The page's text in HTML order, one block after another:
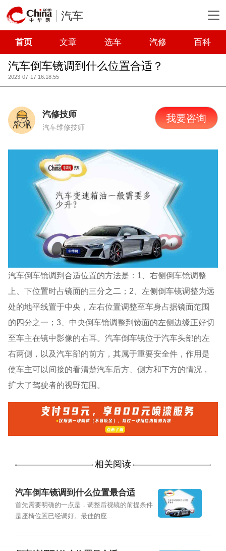
汽车
首页 文章 选车 汽修 百科
汽车倒车镜调到什么位置合适？
2023-07-17 16:18:55
汽修技师
汽车维修技师
我要咨询
汽车倒车镜调到合适位置的方法是：1、右侧倒车镜调整
上、下位置时占镜面的三分之二；2、左侧倒车镜调整为远
处的地平线置于中央，左右位置调整至车身占据镜面范围
的四分之一；3、中央倒车镜调整到镜面的左侧边缘正好切
至车主在镜中影像的右耳。汽车倒车镜位于汽车头部的左
右两侧，以及汽车部的前方，其属于重要安全件，作用是
使车主可以间接的看清楚汽车后方、侧方和下方的情况，
扩大了驾驶者的视野范围。
相关阅读
汽车倒车镜调到什么位置最合适
首先需要明确的一点是，调整后视镜的前提条件
是座椅位置已经调好。最佳的座...